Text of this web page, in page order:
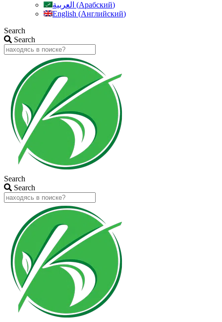
العربية (Арабский)
English (Английский)
Search
Search
Search
Search